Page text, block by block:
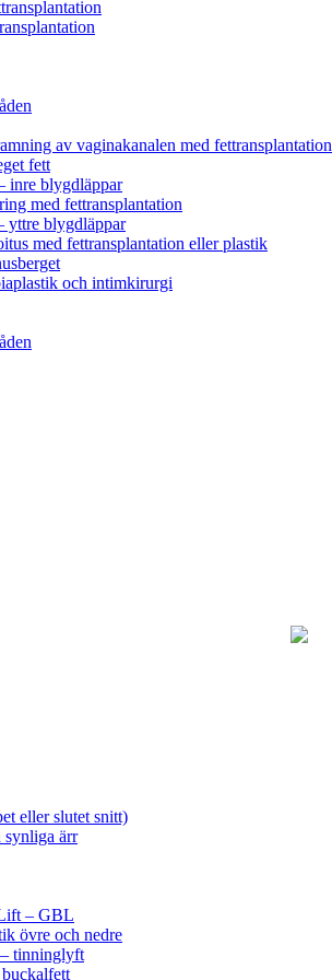
av vaginakanalen med fettransplantation
fett
inre blygdläppar
med fettransplantation
yttre blygdläppar
med fettransplantation eller plastik
och intimkirurgi
eller slutet snitt)
synliga ärr
– GBL
övre och nedre
tinninglyft